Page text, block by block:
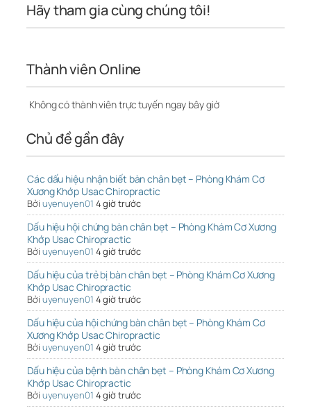
Hãy tham gia cùng chúng tôi!
Thành viên Online
Không có thành viên trực tuyến ngay bây giờ
Chủ đề gần đây
Các dấu hiệu nhận biết bàn chân bẹt – Phòng Khám Cơ
Xương Khớp Usac Chiropractic
Bởi uyenuyen01 4 giờ trước
Dấu hiệu hội chứng bàn chân bẹt – Phòng Khám Cơ Xương
Khớp Usac Chiropractic
Bởi uyenuyen01 4 giờ trước
Dấu hiệu của trẻ bị bàn chân bẹt – Phòng Khám Cơ Xương
Khớp Usac Chiropractic
Bởi uyenuyen01 4 giờ trước
Dấu hiệu của hội chứng bàn chân bẹt – Phòng Khám Cơ
Xương Khớp Usac Chiropractic
Bởi uyenuyen01 4 giờ trước
Dấu hiệu của bệnh bàn chân bẹt – Phòng Khám Cơ Xương
Khớp Usac Chiropractic
Bởi uyenuyen01 4 giờ trước